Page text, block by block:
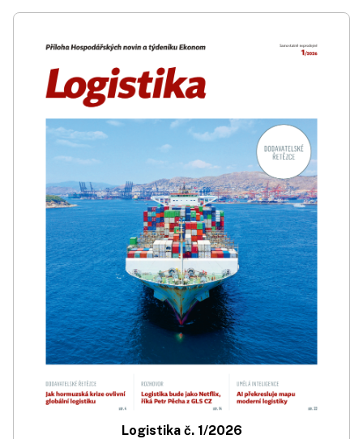
Logistika č. 1/2026